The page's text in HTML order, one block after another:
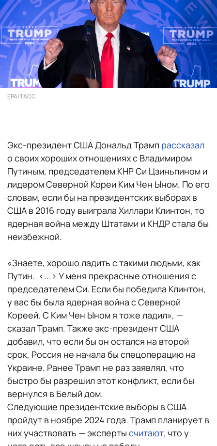
EPA/ТАСС
Экс-президент США Дональд Трамп рассказал
о своих хороших отношениях с Владимиром
Путиным, председателем КНР Си Цзиньпином и
лидером Северной Кореи Ким Чен Ыном. По его
словам, если бы на президентских выборах в
США в 2016 году выиграла Хиллари Клинтон, то
ядерная война между Штатами и КНДР стала бы
неизбежной.
«Знаете, хорошо ладить с такими людьми, как
Путин. <...> У меня прекрасные отношения с
председателем Си. Если бы победила Клинтон,
у вас бы была ядерная война с Северной
Кореей. С Ким Чен Ыном я тоже ладил», —
сказал Трамп. Также экс-президент США
добавил, что если бы он остался на второй
срок, Россия не начала бы спецоперацию на
Украине. Ранее Трамп не раз заявлял, что
быстро бы разрешил этот конфликт, если бы
вернулся в Белый дом.
Следующие президентские выборы в США
пройдут в ноябре 2024 года. Трамп планирует в
них участвовать — эксперты считают, что у